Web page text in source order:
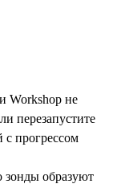
Workshop не
перезапустите
с прогрессом
зонды образуют